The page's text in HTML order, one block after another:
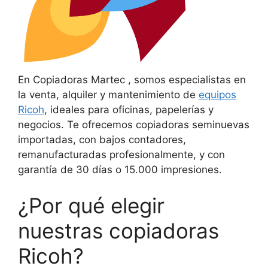
En Copiadoras Martec , somos especialistas en
la venta, alquiler y mantenimiento de equipos
Ricoh, ideales para oficinas, papelerías y
negocios. Te ofrecemos copiadoras seminuevas
importadas, con bajos contadores,
remanufacturadas profesionalmente, y con
garantía de 30 días o 15.000 impresiones.
¿Por qué elegir
nuestras copiadoras
Ricoh?